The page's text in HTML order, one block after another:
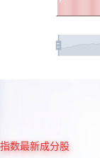
指数最新成分股